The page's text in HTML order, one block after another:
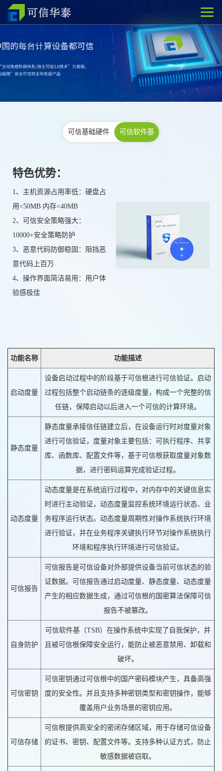
可信基础硬件 可信软件基
特色优势：
1、主机资源占用率低：硬盘占
用<50MB 内存<40MB
2、可信安全策略强大：
10000+安全策略防护
3、恶意代码防御稳固：阻挡恶
意代码上百万
4、操作界面简洁易用：用户体
验感极佳
功能名称 功能描述
启动度量
设备启动过程中的阶段基于可信根进行可信验证。启动
过程包括整个启动链条的逐级度量，构成一个完整的信
任链，保障启动以后进入一个可信的计算环境。
静态度量
静态度量承接信任链建立后，在设备运行时对度量对象
进行可信验证，度量对象主要包括：可执行程序、共享
库、函数库、配置文件等，基于可信根获取度量对象数
据，进行密码运算完成验证过程。
动态度量
动态度量是在系统运行过程中，对内存中的关键信息实
时进行主动验证，动态度量监控系统环境运行状态、业
务程序运行状态。动态度量周期性对操作系统执行环境
进行验证，并在业务程序关键执行环节对操作系统执行
环境和程序执行环境进行可信验证。
可信报告
可信报告是可信设备对外部提供设备当前可信状态的验
证数据。可信报告通过启动度量、静态度量、动态度量
产生的相应数据生成，通过可信根的国密算法保障可信
报告不被篡改。
自身防护
可信软件基（TSB）在操作系统中实现了自我保护，并
且被可信根保障安全运行，能防止被恶意禁用、卸载和
破坏。
可信密钥
可信密钥通过可信根中的国产密码模块产生，具备高强
度的安全性。并且支持多种密钥类型和密钥操作，能够
覆盖用户业务场景的密钥应用。
可信存储
可信根提供高安全的密闭存储区域，用于存储可信设备
的证书、密钥、配置文件等。支持多种认证方式，防止
敏感数据被窃取。